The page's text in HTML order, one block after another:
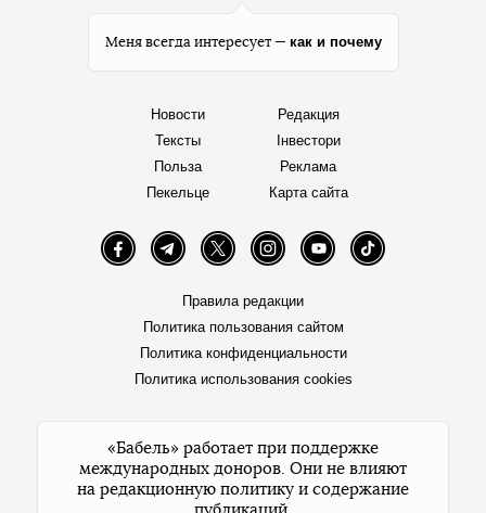
Меня всегда интересует — как и почему
Новости
Тексты
Польза
Пекельце
Редакция
Інвестори
Реклама
Карта сайта
FacebookTelegramTwitter InstagramYouTube TikTok
Правила редакции
Политика пользования сайтом
Политика конфиденциальности
Политика использования cookies
«Бабель» работает при поддержке
международных доноров. Они не влияют
на редакционную политику и содержание